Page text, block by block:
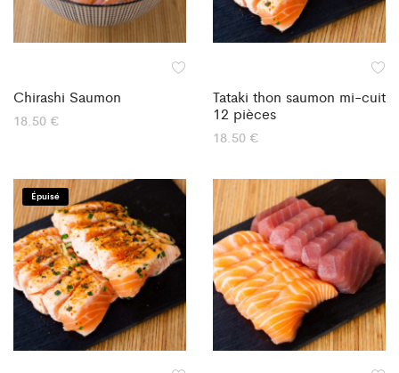
Chirashi Saumon
18.50 €
Tataki thon saumon mi-cuit
12 pièces
18.50 €
Épuisé